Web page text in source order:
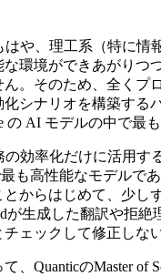
や、理工系（特に情
環境ができあがりつ
。そのため、全くプ
シナリオを構築す
AI モデルの中で最
効率化だけに活用す
も高性能なモデルで
からはじめて、少
が生成した翻訳や拒
ェックして修正しな
、QuanticのMaster of